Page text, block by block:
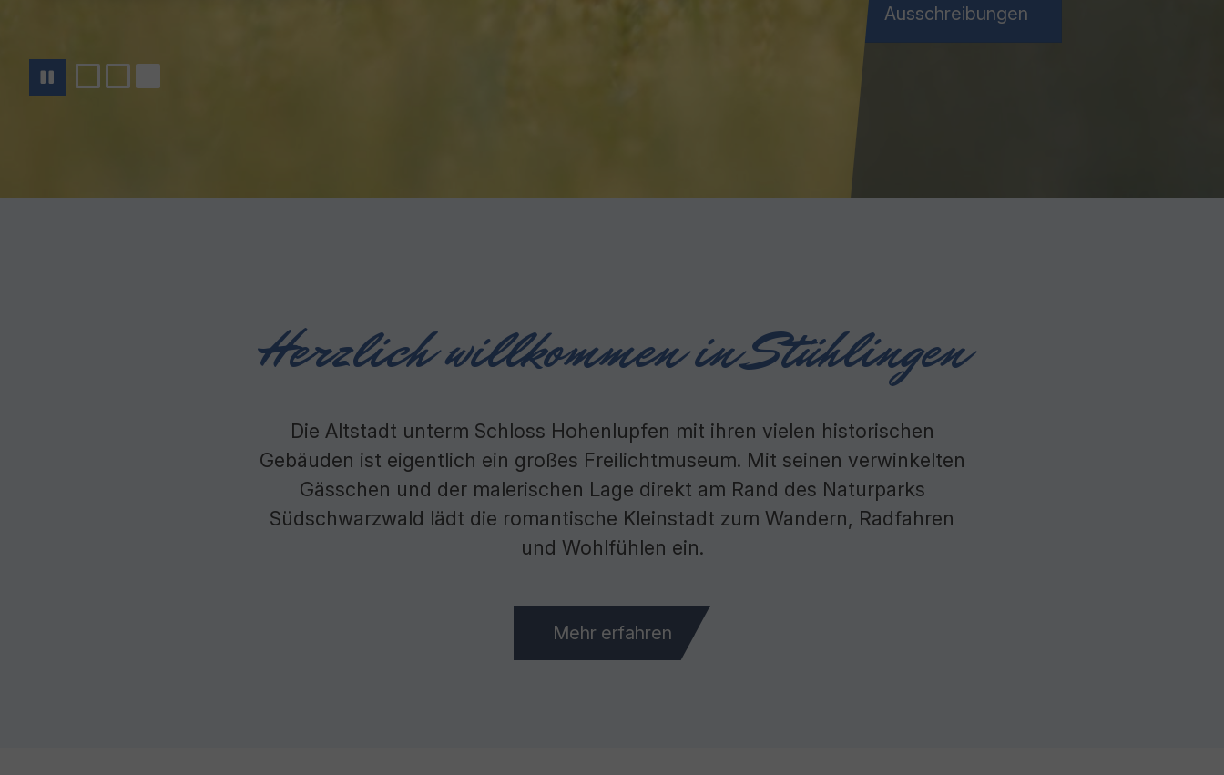
Ausschreibungen
Herzlich willkommen in Stühlingen
Die Altstadt unterm Schloss Hohenlupfen mit ihren vielen historischen
Gebäuden ist eigentlich ein großes Freilichtmuseum. Mit seinen verwinkelten
Gässchen und der malerischen Lage direkt am Rand des Naturparks
Südschwarzwald lädt die romantische Kleinstadt zum Wandern, Radfahren
und Wohlfühlen ein.
Mehr erfahren